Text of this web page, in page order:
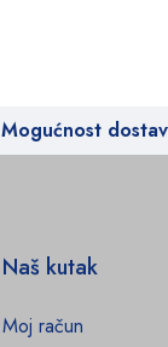
Mogućnost
Naš kutak
Moj račun